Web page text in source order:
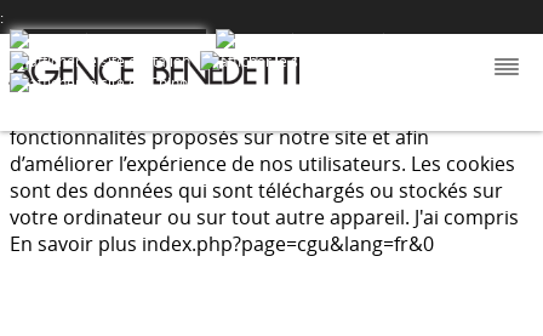
fonctionnalités proposés sur notre site et afin
d’améliorer l’expérience de nos utilisateurs. Les cookies
sont des données qui sont téléchargés ou stockés sur
votre ordinateur ou sur tout autre appareil. J'ai compris
En savoir plus index.php?page=cgu&lang=fr&0
: